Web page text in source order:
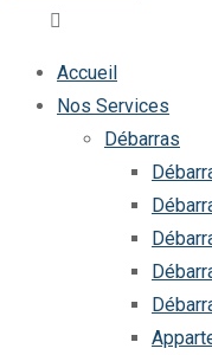
Accueil
Nos Services
Débarras